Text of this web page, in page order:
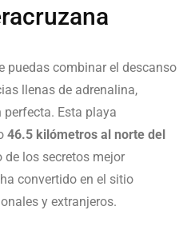
puedas combinar el descanso
llenas de adrenalina,
perfecta. Esta playa
46.5 kilómetros al norte del
de los secretos mejor
convertido en el sitio
y extranjeros.